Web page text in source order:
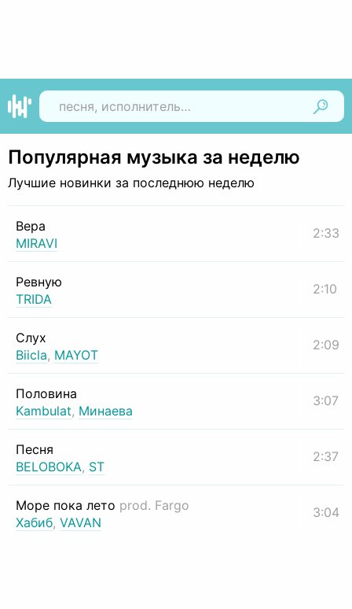
Популярная музыка за неделю
Лучшие новинки за последнюю неделю
Вера
MIRAVI
2:33
Ревную
TRIDA
2:10
Слух
Biicla, MAYOT
2:09
Половина
Kambulat, Минаева
3:07
Песня
BELOBOKA, ST
2:37
Море пока лето prod. Fargo
Хабиб, VAVAN
3:04